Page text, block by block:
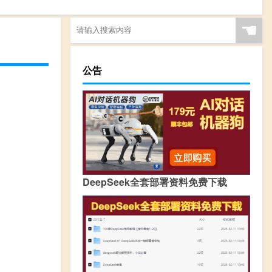
☚
公告
DeepSeek全套部署资料免费下载